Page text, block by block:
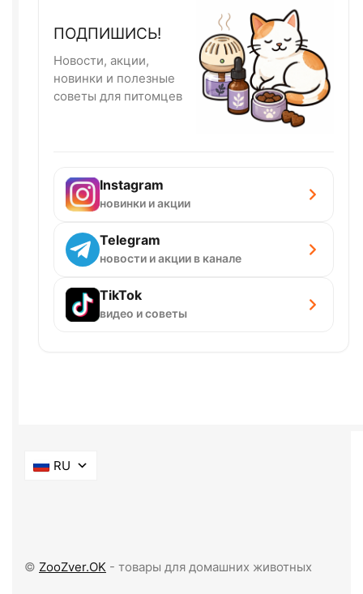
ПОДПИШИСЬ!
Новости, акции,
новинки и полезные
советы для питомцев
Instagram
новинки и акции
Telegram
новости и акции в канале
TikTok
видео и советы
RU
© ZooZver.OK - товары для домашних животных